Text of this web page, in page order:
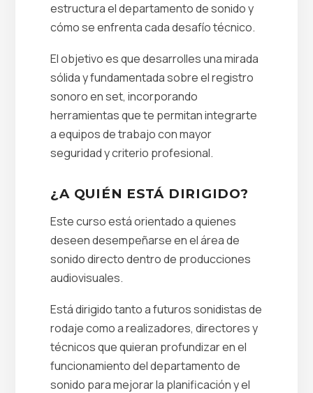
estructura el departamento de sonido y
cómo se enfrenta cada desafío técnico.
El objetivo es que desarrolles una mirada
sólida y fundamentada sobre el registro
sonoro en set, incorporando
herramientas que te permitan integrarte
a equipos de trabajo con mayor
seguridad y criterio profesional.
¿A QUIÉN ESTÁ DIRIGIDO?
Este curso está orientado a quienes
deseen desempeñarse en el área de
sonido directo dentro de producciones
audiovisuales.
Está dirigido tanto a futuros sonidistas de
rodaje como a realizadores, directores y
técnicos que quieran profundizar en el
funcionamiento del departamento de
sonido para mejorar la planificación y el